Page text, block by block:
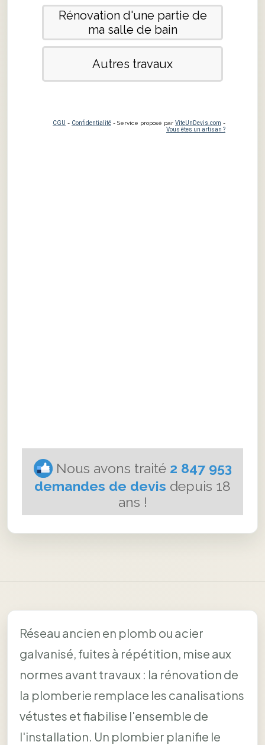
Réseau ancien en plomb ou acier
galvanisé, fuites à répétition, mise aux
normes avant travaux : la rénovation de
la plomberie remplace les canalisations
vétustes et fiabilise l'ensemble de
l'installation. Un plombier planifie le